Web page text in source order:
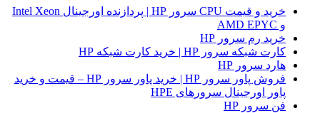
خرید و قیمت CPU سرور HP | پردازنده اورجینال Intel Xeon
و AMD EPYC
خرید رم سرور HP
کارت شبکه سرور HP | خرید کارت شبکه HP
هارد سرور HP
فروش پاور سرور HP | خرید پاور سرور HP – قیمت و خرید
پاور اورجینال سرورهای HPE
فن سرور HP